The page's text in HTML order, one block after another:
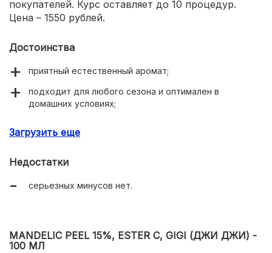
покупателей. Курс оставляет до 10 процедур.
Цена – 1550 рублей.
Достоинства
приятный естественный аромат;
подходит для любого сезона и оптимален в
домашних условиях;
минимум побочных эффектов;
приемлемая цена.
Загрузить еще
Недостатки
серьезных минусов нет.
MANDELIC PEEL 15%, ESTER C, GIGI (ДЖИ ДЖИ) -
100 МЛ